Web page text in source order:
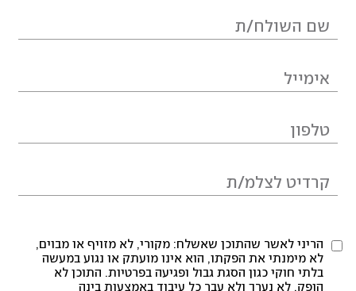
הריני לאשר שהתוכן שאשלח: מקורי, לא מזויף או מבוים,
לא מימנתי את הפקתו, הוא אינו מועתק או נגוע במעשה
בלתי חוקי כגון הסגת גבול ופגיעה בפרטיות. התוכן לא
הופק, לא נערך ולא עבר כל עיבוד באמצעות בינה